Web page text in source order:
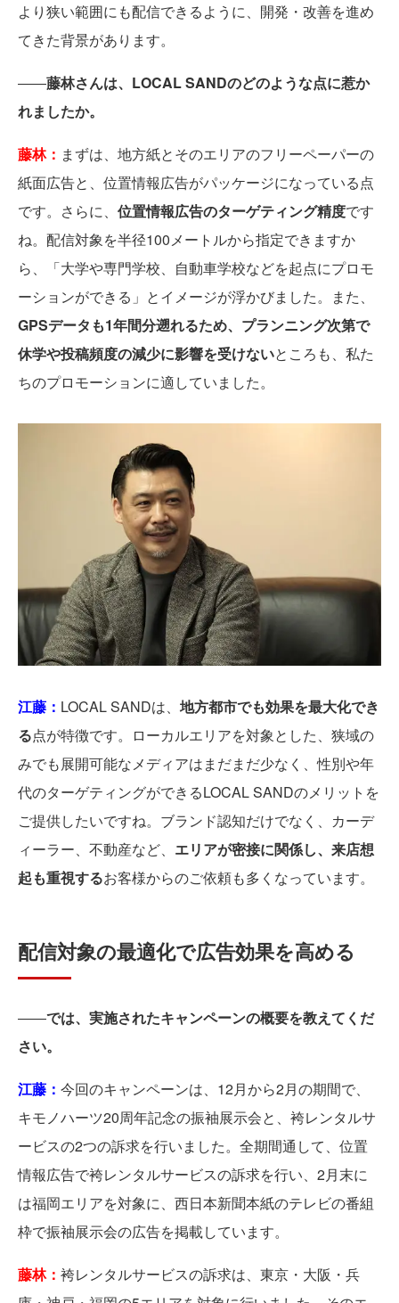
より狭い範囲にも配信できるように、開発・改善を進め
てきた背景があります。
――藤林さんは、LOCAL SANDのどのような点に惹か
れましたか。
藤林： まずは、地方紙とそのエリアのフリーペーパーの
紙面広告と、位置情報広告がパッケージになっている点
です。さらに、 位置情報広告のターゲティング精度です
ね。配信対象を半径100メートルから指定できますか
ら、「大学や専門学校、自動車学校などを起点にプロモ
ーションができる」とイメージが浮かびました。また、
GPSデータも1年間分遡れるため、プランニング次第で
休学や投稿頻度の減少に影響を受けないところも、私た
ちのプロモーションに適していました。
江藤： LOCAL SANDは、 地方都市でも効果を最大化でき
る点が特徴です。ローカルエリアを対象とした、狭域の
みでも展開可能なメディアはまだまだ少なく、性別や年
代のターゲティングができるLOCAL SANDのメリットを
ご提供したいですね。ブランド認知だけでなく、カーデ
ィーラー、不動産など、 エリアが密接に関係し、来店想
起も重視するお客様からのご依頼も多くなっています。
配信対象の最適化で広告効果を高める
――では、実施されたキャンペーンの概要を教えてくだ
さい。
江藤： 今回のキャンペーンは、12月から2月の期間で、
キモノハーツ20周年記念の振袖展示会と、袴レンタルサ
ービスの2つの訴求を行いました。全期間通して、位置
情報広告で袴レンタルサービスの訴求を行い、2月末に
は福岡エリアを対象に、西日本新聞本紙のテレビの番組
枠で振袖展示会の広告を掲載しています。
藤林： 袴レンタルサービスの訴求は、東京・大阪・兵